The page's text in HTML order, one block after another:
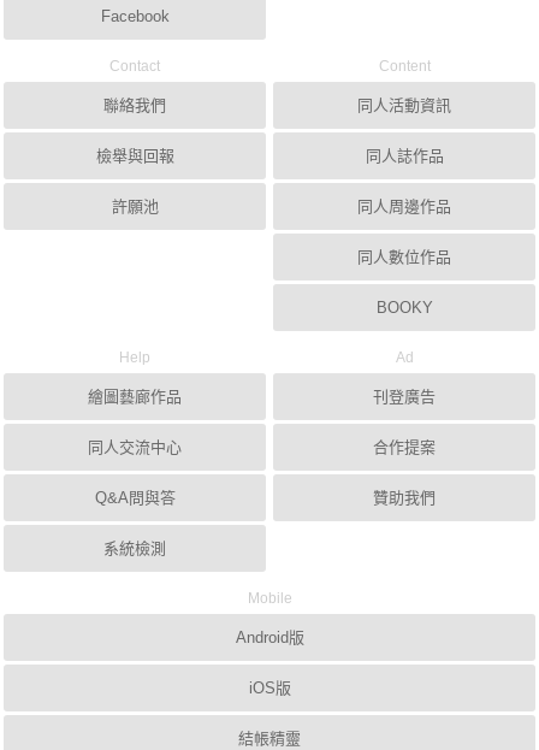
Facebook
Contact
聯絡我們
檢舉與回報
許願池
Content
同人活動資訊
同人誌作品
同人周邊作品
同人數位作品
BOOKY
Help
繪圖藝廊作品
同人交流中心
Q&A問與答
系統檢測
Ad
刊登廣告
合作提案
贊助我們
Mobile
Android版
iOS版
結帳精靈